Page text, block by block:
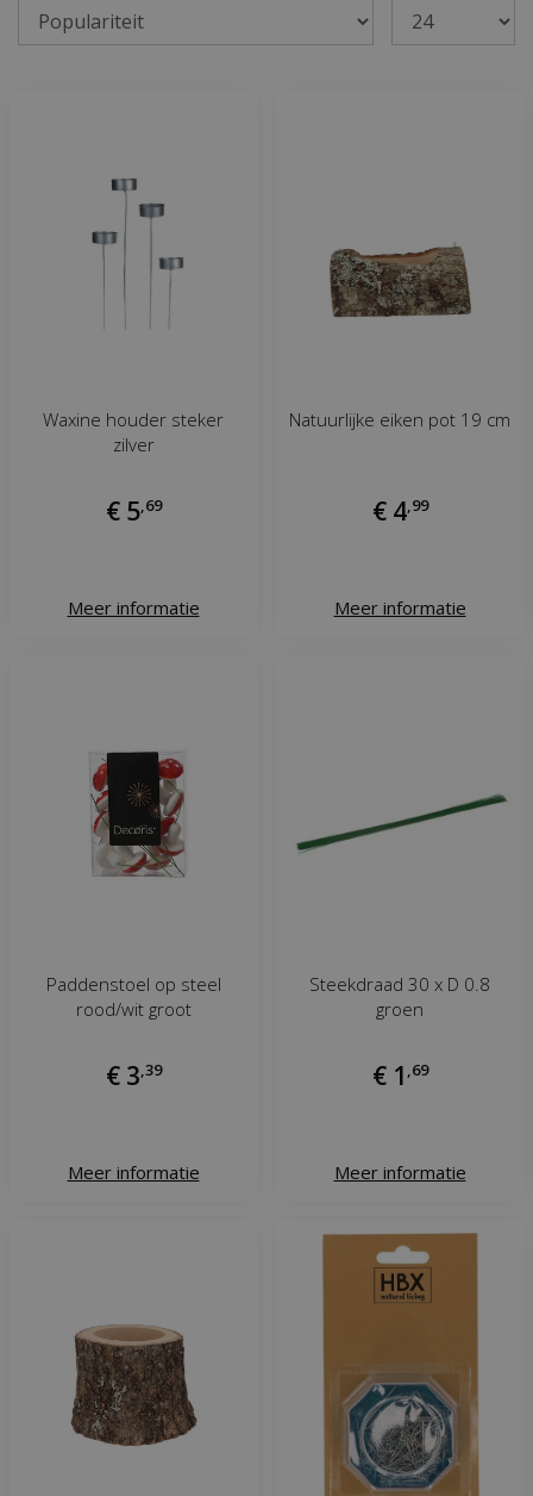
Waxine houder steker
zilver
€ 5 69
Meer informatie
Natuurlijke eiken pot 19 cm
€ 4 99
Meer informatie
Paddenstoel op steel
rood/wit groot
€ 3 39
Meer informatie
Steekdraad 30 x D 0.8
groen
€ 1 69
Meer informatie